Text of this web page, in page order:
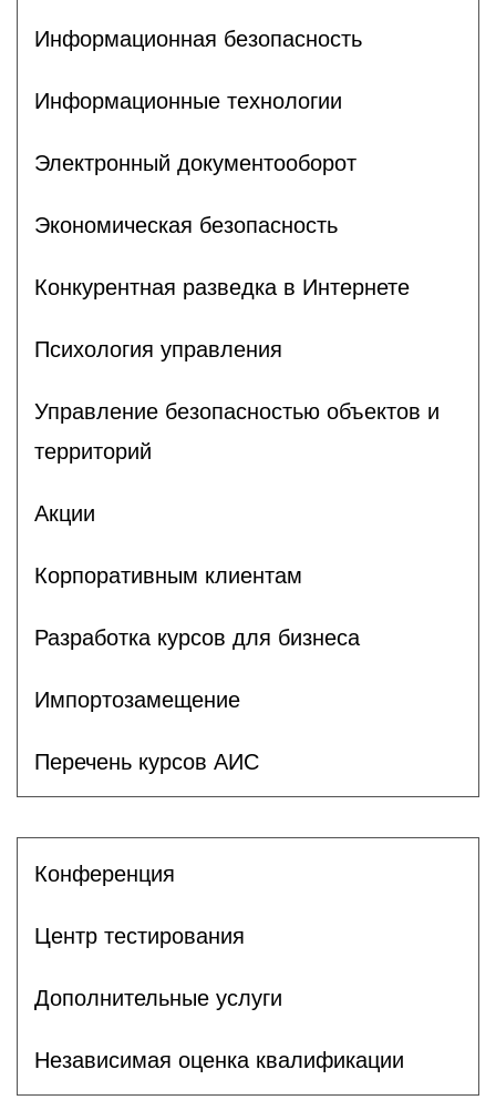
Информационная безопасность
Информационные технологии
Электронный документооборот
Экономическая безопасность
Конкурентная разведка в Интернете
Психология управления
Управление безопасностью объектов и
территорий
Акции
Корпоративным клиентам
Разработка курсов для бизнеса
Импортозамещение
Перечень курсов АИС
Конференция
Центр тестирования
Дополнительные услуги
Независимая оценка квалификации